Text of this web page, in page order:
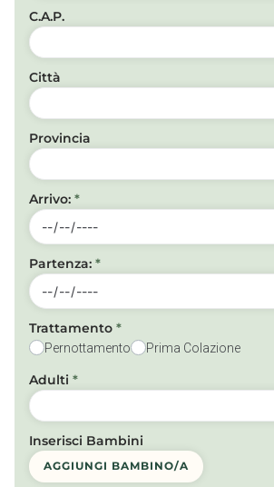
C.A.P.
Città
Provincia
Arrivo: *
Partenza: *
Trattamento *
Pernottamento Prima Colazione
Adulti *
Inserisci Bambini
AGGIUNGI BAMBINO/A